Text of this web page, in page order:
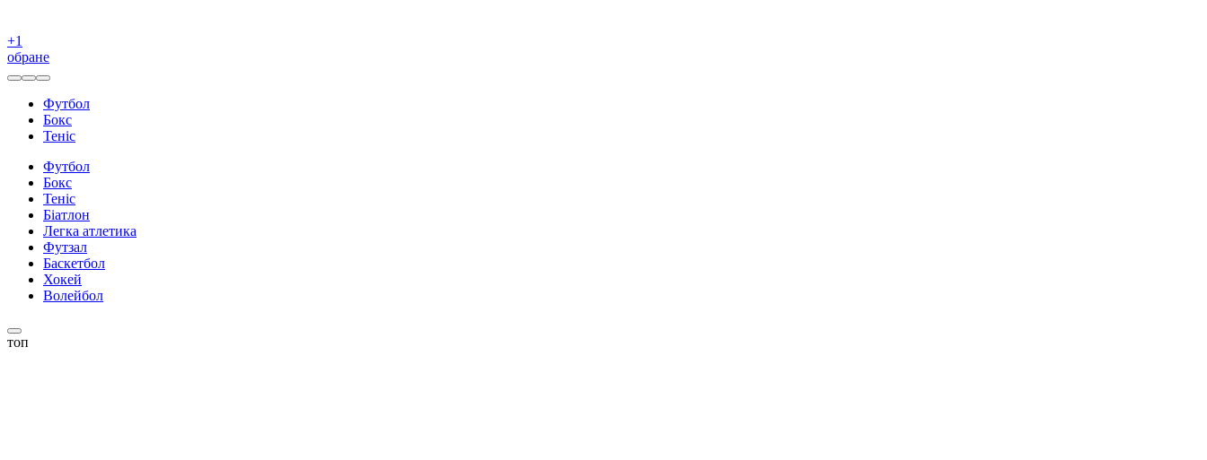
+1
обране
Футбол
Бокс
Теніс
Футбол
Бокс
Теніс
Біатлон
Легка атлетика
Футзал
Баскетбол
Хокей
Волейбол
топ